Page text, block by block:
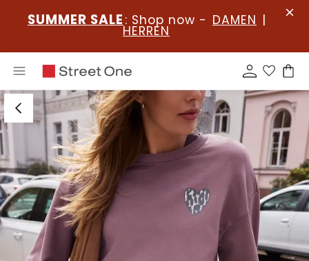
SUMMER SALE : Shop now - DAMEN |
HERREN